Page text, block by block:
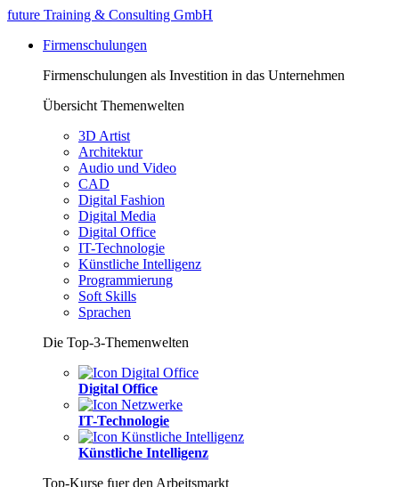
future Training & Consulting GmbH
Firmenschulungen
Firmenschulungen als Investition in das Unternehmen
Übersicht Themenwelten
3D Artist
Architektur
Audio und Video
CAD
Digital Fashion
Digital Media
Digital Office
IT-Technologie
Künstliche Intelligenz
Programmierung
Soft Skills
Sprachen
Die Top-3-Themenwelten
Digital Office
IT-Technologie
Künstliche Intelligenz
Top-Kurse fuer den Arbeitsmarkt